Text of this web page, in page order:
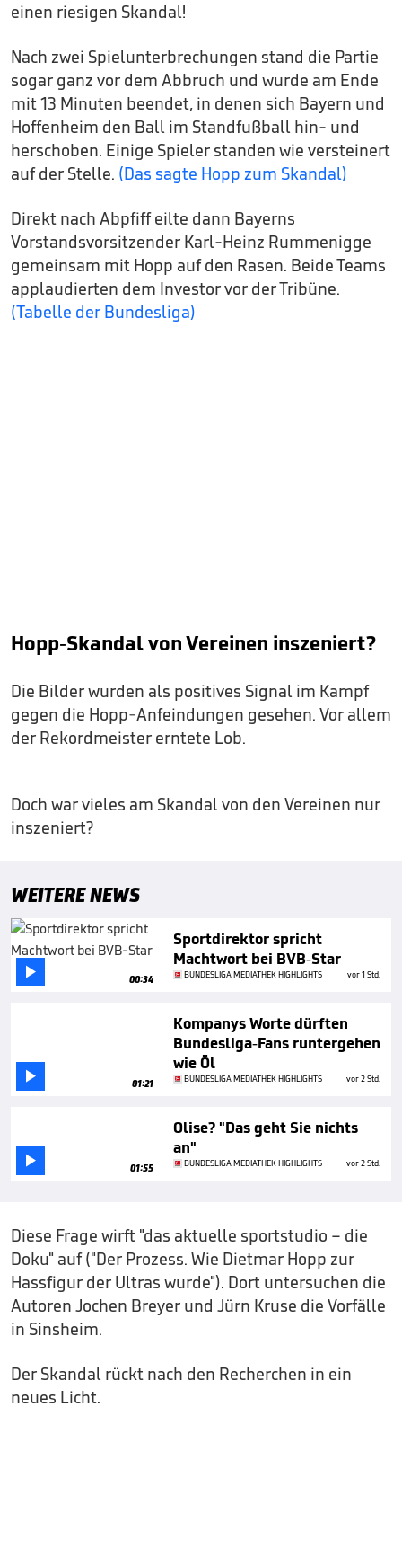
einen riesigen Skandal!
Nach zwei Spielunterbrechungen stand die Partie
sogar ganz vor dem Abbruch und wurde am Ende
mit 13 Minuten beendet, in denen sich Bayern und
Hoffenheim den Ball im Standfußball hin- und
herschoben. Einige Spieler standen wie versteinert
auf der Stelle. (Das sagte Hopp zum Skandal)
Direkt nach Abpfiff eilte dann Bayerns
Vorstandsvorsitzender Karl-Heinz Rummenigge
gemeinsam mit Hopp auf den Rasen. Beide Teams
applaudierten dem Investor vor der Tribüne.
(Tabelle der Bundesliga)
Hopp-Skandal von Vereinen inszeniert?
Die Bilder wurden als positives Signal im Kampf
gegen die Hopp-Anfeindungen gesehen. Vor allem
der Rekordmeister erntete Lob.
Doch war vieles am Skandal von den Vereinen nur
inszeniert?
WEITERE NEWS
 00:34
Sportdirektor spricht
Machtwort bei BVB-Star
BUNDESLIGA MEDIATHEK HIGHLIGHTS vor 1 Std.
 01:21
Kompanys Worte dürften
Bundesliga-Fans runtergehen
wie Öl
BUNDESLIGA MEDIATHEK HIGHLIGHTS vor 2 Std.
 01:55
Olise? "Das geht Sie nichts
an"
BUNDESLIGA MEDIATHEK HIGHLIGHTS vor 2 Std.
Diese Frage wirft "das aktuelle sportstudio – die
Doku" auf ("Der Prozess. Wie Dietmar Hopp zur
Hassfigur der Ultras wurde"). Dort untersuchen die
Autoren Jochen Breyer und Jürn Kruse die Vorfälle
in Sinsheim.
Der Skandal rückt nach den Recherchen in ein
neues Licht.